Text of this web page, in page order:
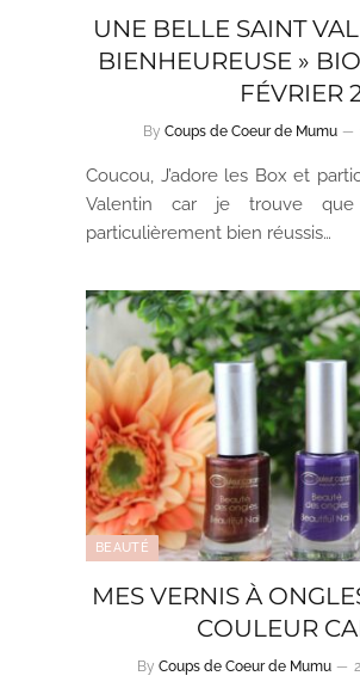
UNE BELLE SAINT
BIENHEUREUSE »
FÉVRIER
By Coups de Coeur de Mumu
Coucou, J’adore les Box et
Valentin car je trouve
particulièrement bien réussis…
BEAUTÉ
MES VERNIS À
COULEUR
By Coups de Coeur de Mumu